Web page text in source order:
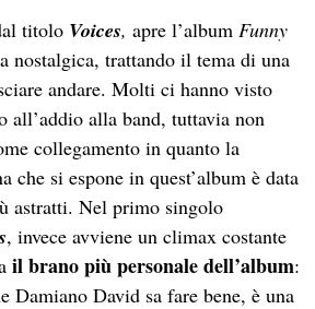
titolo Voices,apre l’albumFunny
nostalgica, trattando il tema di una
andare. Molti ci hanno visto
all’addio alla band, tuttavia non
collegamento in quanto la
che si espone in quest’album è data
astratti. Nel primo singolo
, invece avviene un climax costante
il brano più personale dell’album:
Damiano David sa fare bene, è una